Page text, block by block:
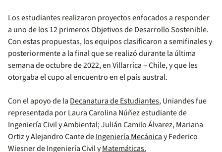
Los estudiantes realizaron proyectos enfocados a responder
a uno de los 12 primeros Objetivos de Desarrollo Sostenible.
Con estas propuestas, los equipos clasificaron a semifinales y
posteriormente a la final que se realizó durante la última
semana de octubre de 2022, en Villarrica – Chile, y que les
otorgaba el cupo al encuentro en el país austral.
Con el apoyo de la Decanatura de Estudiantes, Uniandes fue
representada por Laura Carolina Núñez estudiante de
Ingeniería Civil y Ambiental; Julián Camilo Álvarez, Mariana
Ortiz y Alejandro Cante deIngeniería Mecánicay Federico
Wiesner de Ingeniería Civil yMatemáticas.